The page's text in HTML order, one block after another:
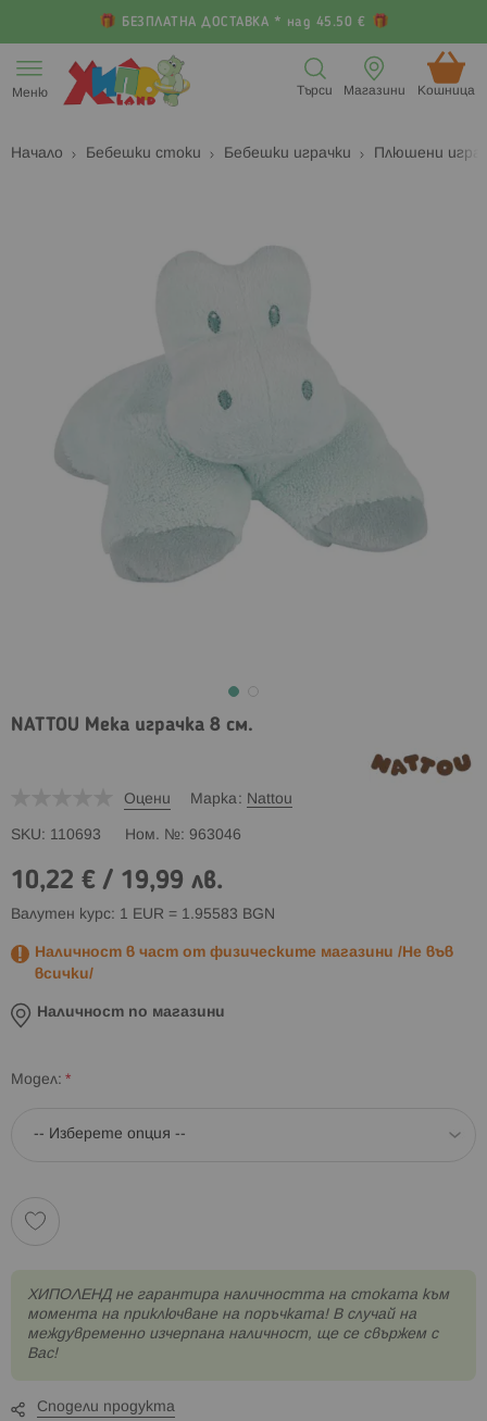
БЕЗПЛАТНА ДОСТАВКА * над 45.50 €
към
съдържанието
Меню Кошница (
Магазини
Търси
Начало Бебешки стоки Бебешки играчки Плюшени
NATTOU Мека играчка 8 см.
Оцени Марка Nattou
SKU 110693 Ном. № 963046
10,22 € / 19,99 лв.
Валутен курс: 1 EUR = 1.95583 BGN
Наличност в част от физическите магазини /Не във
всички/
Наличност по магазини
Модел
XИПОЛЕНД не гарантира наличността на стоката към
момента на приключване на поръчката! В случай на
междувременно изчерпана наличност, ще се свържем с
Вас!
Сподели продукта